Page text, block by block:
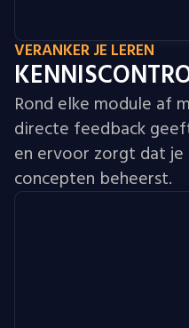
VERANKER JE LEREN
Rond elke module af
directe feedback
en ervoor zorgt dat
concepten beheerst.